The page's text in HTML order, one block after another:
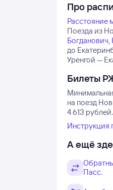
Про
Расстояние
Поезда из
Богданович,
до
Уренгой —
Билеты
на поезд
4 613 рублей.
Инструкция
А ещё
Пасс.